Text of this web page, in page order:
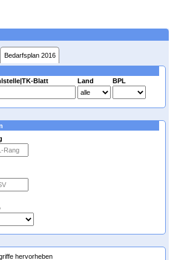
Bedarfsplan 2016
Blatt Land BPL
hervorheben